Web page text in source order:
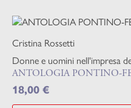
Cristina Rossetti
Donne e uomini nell'impresa
ANTOLOGIA PONTINO-
18,00 €